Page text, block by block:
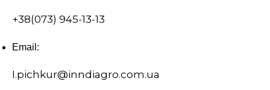
+38(073) 945-13-13
Email:
I.pichkur@inndiagro.com.ua